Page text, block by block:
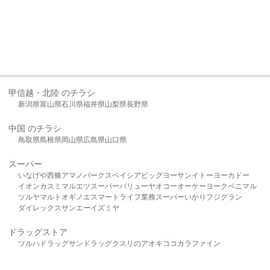
甲信越・北陸 のチラシ
新潟県富山県石川県福井県山梨県長野県
中国 のチラシ
鳥取県島根県岡山県広島県山口県
スーパー
いなげや西條アマノパークスベイシア ビッグヨーサンイトーヨーカドー
イオンカスミ マルエツスーパーバリューヤオコーオーケー ヨークベニマル
ツルヤマルト オギノ エスマート ライフ業務スーパーいかり フジグラン
ダイレックスサンエーイズミヤ
ドラッグストア
ツルハドラッグサンドラッグクスリのアオキ ココカラファイン